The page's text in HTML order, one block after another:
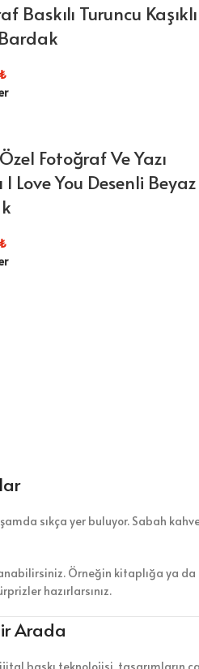
Baskılı Turuncu Kaşıklı
Fotoğraf Ve Yazı
I Love You Desenli Beyaz
₺
sıkça yer buluyor. Sabah
Örneğin kitaplığa ya
hazırlarsınız.
Arada